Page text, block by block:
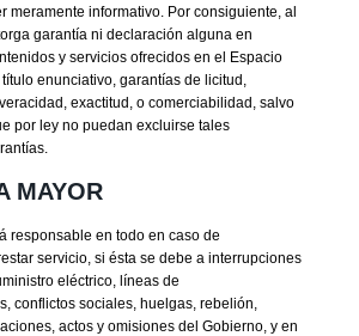
meramente informativo. Por consiguiente, al
garantía ni declaración alguna en
y servicios ofrecidos en el Espacio
enunciativo, garantías de licitud,
exactitud, o comerciabilidad, salvo
por ley no puedan excluirse tales
MAYOR
responsable en todo en caso de
servicio, si ésta se debe a interrupciones
eléctrico, líneas de
conflictos sociales, huelgas, rebelión,
actos y omisiones del Gobierno, y en